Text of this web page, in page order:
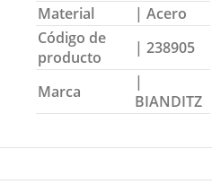
Material
| Acero
Código de
producto
| 238905
Marca
|
BIANDITZ